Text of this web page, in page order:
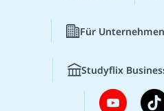
Für Unternehmen
Studyflix